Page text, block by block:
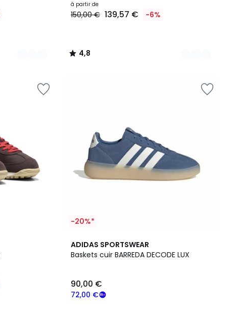
à partir de
150,00 € 139,57 € -6%
4,8
/
-20%*
ADIDAS SPORTSWEAR
Baskets cuir BARREDA DECODE LUX
72,00 €
90,00 €
4,5
/ 5
3
Couleurs